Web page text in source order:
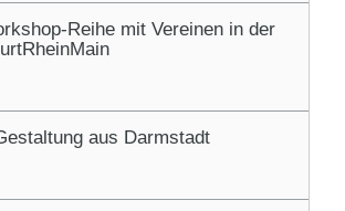
Reihe mit Vereinen in der
aus Darmstadt